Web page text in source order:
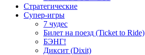
Стратегические
Супер-игры
7 чудес
Билет на поезд (Ticket to Ride)
БЭНГ!
Диксит (Dixit)